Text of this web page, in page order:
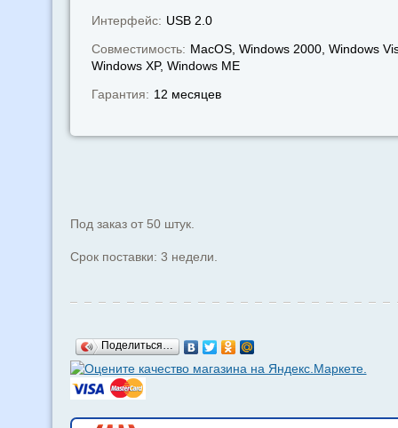
Интерфейс: USB 2.0
Совместимость: MacOS, Windows 2000, Windows
Windows XP, Windows МЕ
Гарантия: 12 месяцев
Под заказ от 50 штук.
Срок поставки: 3 недели.
Поделиться…